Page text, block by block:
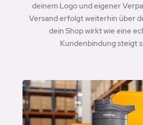
deinem Logo und eigener
Versand erfolgt weiterhin über
dein Shop wirkt wie eine
Kundenbindung steigt